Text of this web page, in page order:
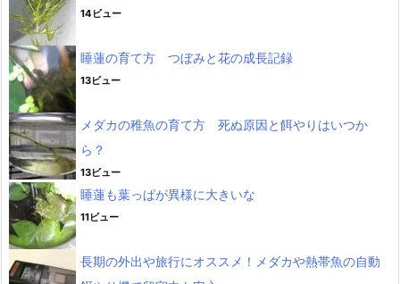
14ビュー
睡蓮の育て方 つぼみと花の成長記録
13ビュー
メダカの稚魚の育て方 死ぬ原因と餌やりはいつか
ら？
13ビュー
睡蓮も葉っぱが異様に大きいな
11ビュー
長期の外出や旅行にオススメ！メダカや熱帯魚の自動